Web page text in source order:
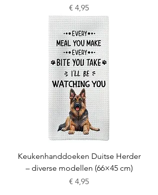
Prijs
€ 4,95
Keukenhanddoeken Duitse Herder
– diverse modellen (66×45 cm)
Prijs
€ 4,95